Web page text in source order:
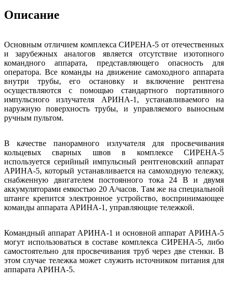
Описание
Основным отличием комплекса СИРЕНА-5 от отечественных
и зарубежных аналогов является отсутствие изотопного
командного аппарата, представляющего опасность для
оператора. Все команды на движение самоходного аппарата
внутри трубы, его остановку и включение рентгена
осуществляются с помощью стандартного портативного
импульсного излучателя АРИНА-1, устанавливаемого на
наружную поверхность трубы, и управляемого выносным
ручным пультом.
В качестве панорамного излучателя для просвечивания
кольцевых сварных швов в комплексе СИРЕНА-5
используется серийный импульсный рентгеновский аппарат
АРИНА-5, который устанавливается на самоходную тележку,
снабженную двигателем постоянного тока 24 В и двумя
аккумуляторами емкостью 20 А/часов. Там же на специальной
штанге крепится электронное устройство, воспринимающее
команды аппарата АРИНА-1, управляющие тележкой.
Командный аппарат АРИНА-1 и основной аппарат АРИНА-5
могут использоваться в составе комплекса СИРЕНА-5, либо
самостоятельно для просвечивания труб через две стенки. В
этом случае тележка может служить источником питания для
аппарата АРИНА-5.